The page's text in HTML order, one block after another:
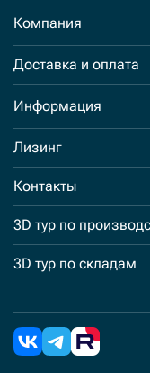
Компания
Доставка и оплата
Информация
Лизинг
Контакты
3D тур по
3D тур по складам